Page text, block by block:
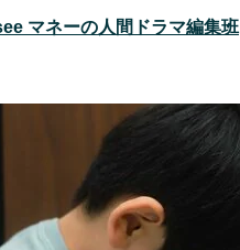
マネーの人間ドラマ編集班